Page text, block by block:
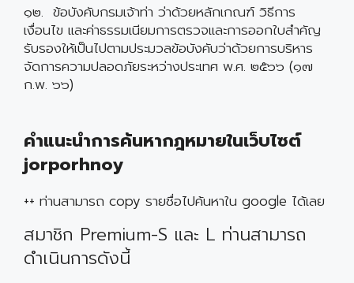
๑๒. ข้อบังคับกรมเจ้าท่า ว่าด้วยหลักเกณฑ์ วิธีการ
เงื่อนไข และค่าธรรมเนียมการตรวจและการออกใบสำคัญ
รับรองให้เป็นไปตามประมวลข้อบังคับว่าด้วยการบริหาร
จัดการความปลอดภัยระหว่างประเทศ พ.ศ. ๒๕๖๖ (๑๗
ก.พ. ๖๖)
คำแนะนำการค้นหากฎหมายในเว็บไซต์
jorporhnoy
++ ท่านสามารถ copy รายชื่อไปค้นหาใน google ได้เลย
สมาชิก Premium-S และ L ท่านสามารถ
ดำเนินการดังนี้